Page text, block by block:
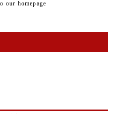
our homepage